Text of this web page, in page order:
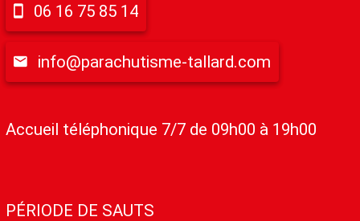
06 16 75 85 14
info@parachutisme-tallard.com
Accueil téléphonique 7/7 de 09h00 à 19h00
PÉRIODE DE SAUTS